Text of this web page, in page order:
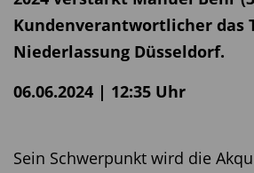
Kundenverantwortlicher das
Niederlassung Düsseldorf.
06.06.2024 | 12:35 Uhr
Sein Schwerpunkt wird die